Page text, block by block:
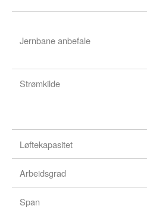
Jernbane anbefale
Strømkilde
Løftekapasitet
Arbeidsgrad
Span